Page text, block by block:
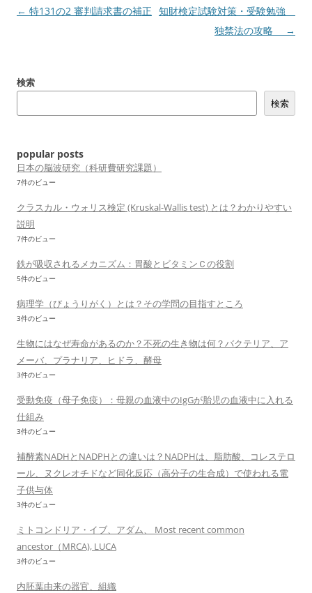
投
ゲ
ン
← 特131の2 審判請求書の補正 知財検定試験対策・受験勉強
独禁法の攻略
→
検索
検索
popular posts
日本の脳波研究（科研費研究課題）
7件のビュー
クラスカル・ウォリス検定 (Kruskal-Wallis test) とは？わかりやすい
説明
7件のビュー
鉄が吸収されるメカニズム：胃酸とビタミンＣの役割
5件のビュー
病理学（びょうりがく）とは？その学問の目指すところ
3件のビュー
生物にはなぜ寿命があるのか？不死の生き物は何？バクテリア、ア
メーバ、プラナリア、ヒドラ、酵母
3件のビュー
受動免疫（母子免疫）：母親の血液中のIgGが胎児の血液中に入れる
仕組み
3件のビュー
補酵素NADHとNADPHとの違いは？NADPHは、脂肪酸、コレステロ
ール、ヌクレオチドなど同化反応（高分子の生合成）で使われる電
子供与体
3件のビュー
ミトコンドリア・イブ、アダム、 Most recent common
ancestor（MRCA), LUCA
3件のビュー
内胚葉由来の器官、組織